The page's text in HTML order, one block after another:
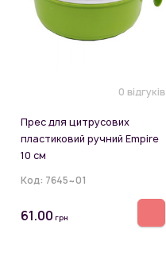
0 відгуків
Прес для цитрусових
пластиковий ручний Empire
10 см
Код: 7645~01
61.00 грн